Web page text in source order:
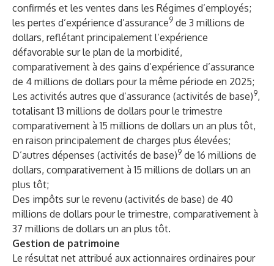
confirmés et les ventes dans les Régimes d’employés;
les pertes d’expérience d’assurance9 de 3 millions de
dollars, reflétant principalement l’expérience
défavorable sur le plan de la morbidité,
comparativement à des gains d’expérience d’assurance
de 4 millions de dollars pour la même période en 2025;
Les activités autres que d’assurance (activités de base)9,
totalisant 13 millions de dollars pour le trimestre
comparativement à 15 millions de dollars un an plus tôt,
en raison principalement de charges plus élevées;
D’autres dépenses (activités de base)9 de 16 millions de
dollars, comparativement à 15 millions de dollars un an
plus tôt;
Des impôts sur le revenu (activités de base) de 40
millions de dollars pour le trimestre, comparativement à
37 millions de dollars un an plus tôt.
Gestion de patrimoine
Le résultat net attribué aux actionnaires ordinaires pour